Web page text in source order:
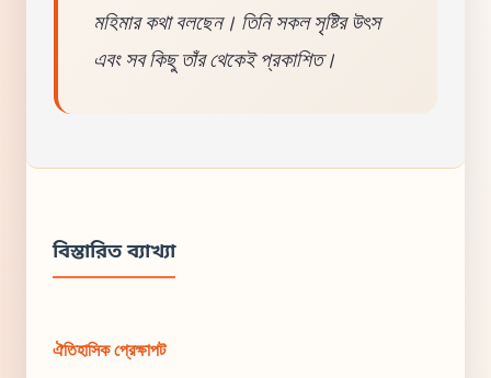
মহিমার কথা বলছেন। তিনি সকল সৃষ্টির উৎস
এবং সব কিছু তাঁর থেকেই প্রকাশিত।
বিস্তারিত ব্যাখ্যা
ঐতিহাসিক প্রেক্ষাপট